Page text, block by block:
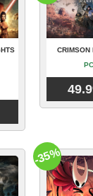
CRIMSON
PC
-35%